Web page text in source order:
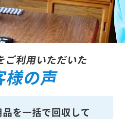
ご利用いただいた
様の声
を一括で回収して